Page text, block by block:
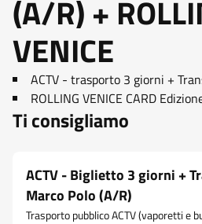
(A/R) +
VENICE
ACTV - trasporto 3 giorni +
ROLLING VENICE CARD
Ti consigliamo
ACTV - Biglietto 3 giorni +
Marco Polo (A/R)
Trasporto pubblico ACTV (vaporetti e